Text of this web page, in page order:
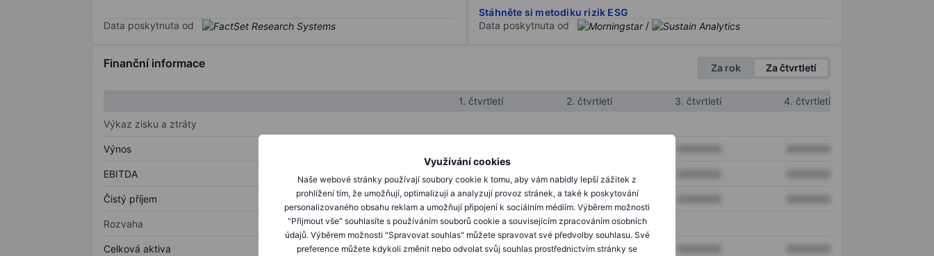
Využívání cookies
Naše webové stránky používají soubory cookie k tomu, aby vám nabídly lepší zážitek z
prohlížení tím, že umožňují, optimalizují a analyzují provoz stránek, a také k poskytování
personalizovaného obsahu reklam a umožňují připojení k sociálním médiím. Výběrem možnosti
"Přijmout vše" souhlasíte s používáním souborů cookie a souvisejícím zpracováním osobních
údajů. Výběrem možnosti "Spravovat souhlas" můžete spravovat své předvolby souhlasu. Své
preference můžete kdykoli změnit nebo odvolat svůj souhlas prostřednictvím stránky se
Data poskytnuta od
Stáhněte si metodiku rizik ESG
Data poskytnuta od
/
Finanční informace Za rok Za čtvrtletí
1. čtvrtletí 2. čtvrtletí 3. čtvrtletí
4. čtvrtletí
Výkaz zisku a ztráty
Výnos
EBITDA XXXXXXX XXXXXXX
Čistý příjem XXXXXXX XXXXXXX
Rozvaha
Celková aktiva XXXXXXX XXXXXXX